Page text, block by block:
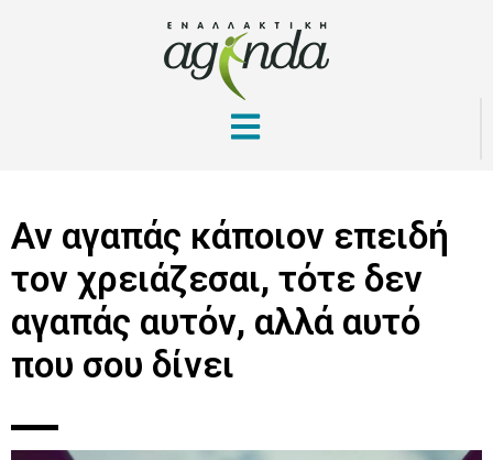
Αν αγαπάς κάποιον επειδή
τον χρειάζεσαι, τότε δεν
αγαπάς αυτόν, αλλά αυτό
που σου δίνει